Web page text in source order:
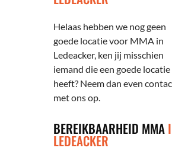
Helaas hebben we nog geen
goede locatie voor MMA in
Ledeacker, ken jij misschien
iemand die een goede locatie
heeft? Neem dan even
met ons op.
BEREIKBAARHEID MMA
LEDEACKER